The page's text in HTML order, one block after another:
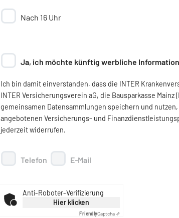
Nach 16 Uhr
Ja, ich möchte künftig werbliche
Ich bin damit einverstanden, dass die INTER
INTER Versicherungsverein aG, die Bausparkasse
gemeinsamen Datensammlungen speichern und
angebotenen Versicherungs- und
jederzeit widerrufen.
Telefon E-Mail
Anti-Roboter-Verifizierung
Hier klicken
FriendlyCaptcha ⇗